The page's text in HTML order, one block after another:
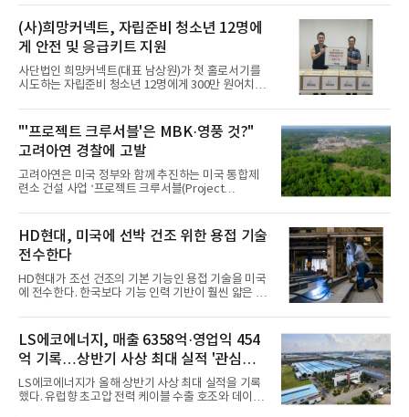
다. 영풍은 "고려아
템 국산화 및 양산에 성공한 데 이어 첫 수출 성과다.
이번 수출을 통해 신규 사업으로 추진해 온 글로벌 스
택 파운드리 사업의 첫 발을 내디뎠다.두산퓨얼셀은
독일 에너지 전문기업 리베리온(Reverion GmbH)과
약 1087억 원 규모의 SOFC 스택 공급 계약을 체결했
다고 5일 공시했다. 이는 회사 창사 이래 최대 규모의
수출 계약으로, 2025년 말 연결 기준 매출액 대비 약
다.스택은 20
(사)희망커넥트, 자립준비 청소년 12명에
게 안전 및 응급키트 지원
사단법인 희망커넥트(대표 남상원)가 첫 홀로서기를
시도하는 자립준비 청소년 12명에게 300만 원어치
중구에 위치한 자립지원기관 ‘더유’에서 진행된 이번
전달식에서 이제만 센터장은 “이러한 실질적인 응원
은 자립을 준비하는 청소년들에게 큰 힘이 될 것”이라
며 감사함을 표했다. 희망커넥트 남상원 대표는 “시설
에서 생활하다가 이제 자립을 시도하는 청소년에게는
불안감을 낮춰주는 어른의 역할이 필요하다”며서,
"앞으로도 도움이 필요한 아이들의 자기계발도 지원
출된 지
"'프로젝트 크루서블'은 MBK·영풍 것?"
고려아연 경찰에 고발
고려아연은 미국 정부와 함께 추진하는 미국 통합제
련소 건설 사업 ‘프로젝트 크루서블(Project
MBK파트너스(MBK)·영풍 측을 서울 종로경찰서에 고
발했다고 5일 밝혔다. MBK·영풍 측은 앞서 해당 프로
젝트를 막기 위해 법원에 신주 발행의 금지를 구하는
가처분을 신청했다가 기각 결정을 받은 바 있다.고려
아연이 고발한 구체적인 대상은 MBK가 고려아연에
대한 적대적 인수합병(M&A)를 실행하기 위해 설립한
한국기업투자홀딩스와 영풍, 윤종하 MBK 부회장, 영
영풍 측은 지난
HD현대, 미국에 선박 건조 위한 용접 기술
전수한다
HD현대가 조선 건조의 기본 기능인 용접 기술을 미국
에 전수한다. 한국보다 기능 인력 기반이 훨씬 얇은 미
축적한 노하우를 구현하는 용접로봇 시스템을 제공한
다.HD현대는 최근 미국 최대 방산 조선사인 헌팅턴
잉걸스(Huntington Ingalls Industries, HII) 산하 잉
걸스 조선소(Ingalls Shipbuilding)에서 조선소 생산
성 향상을 위한 시범사업에 착수했다고 5일 밝혔다.미
시시피주에 소재한 잉걸스 조선소는 미국 중남부 미
시시피주에 위치한 조선소로 미국 최대 수상함 건조
LS에코에너지, 매출 6358억·영업익 454
억 기록…상반기 사상 최대 실적 '관심도
상승'
LS에코에너지가 올해 상반기 사상 최대 실적을 기록
했다. 유럽향 초고압 전력 케이블 수출 호조와 데이터